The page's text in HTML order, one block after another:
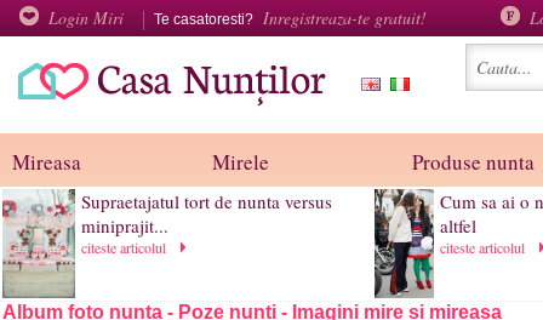
Login Miri Te casatoresti? Inregistreaza-te gratuit!
Mireasa Mirele Produse nunta
Supraetajatul tort de nunta versus
miniprajit...
citeste articolul
Cum sa ai o
altfel
citeste articolul
Album foto nunta - Poze nunti - Imagini mire si mireasa